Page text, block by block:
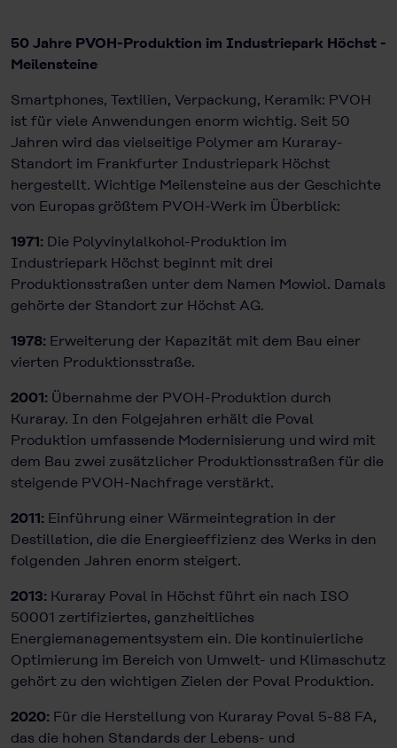
50 Jahre PVOH-Produktion im Industriepark Höchst -
Meilensteine
Smartphones, Textilien, Verpackung, Keramik: PVOH
ist für viele Anwendungen enorm wichtig. Seit 50
Jahren wird das vielseitige Polymer am Kuraray-
Standort im Frankfurter Industriepark Höchst
hergestellt. Wichtige Meilensteine aus der Geschichte
von Europas größtem PVOH-Werk im Überblick:
1971: Die Polyvinylalkohol-Produktion im
Industriepark Höchst beginnt mit drei
Produktionsstraßen unter dem Namen Mowiol. Damals
gehörte der Standort zur Höchst AG.
1978: Erweiterung der Kapazität mit dem Bau einer
vierten Produktionsstraße.
2001: Übernahme der PVOH-Produktion durch
Kuraray. In den Folgejahren erhält die Poval
Produktion umfassende Modernisierung und wird mit
dem Bau zwei zusätzlicher Produktionsstraßen für die
steigende PVOH-Nachfrage verstärkt.
2011: Einführung einer Wärmeintegration in der
Destillation, die die Energieeffizienz des Werks in den
folgenden Jahren enorm steigert.
2013: Kuraray Poval in Höchst führt ein nach ISO
50001 zertifiziertes, ganzheitliches
Energiemanagementsystem ein. Die kontinuierliche
Optimierung im Bereich von Umwelt- und Klimaschutz
gehört zu den wichtigen Zielen der Poval Produktion.
2020: Für die Herstellung von Kuraray Poval 5-88 FA,
das die hohen Standards der Lebens- und